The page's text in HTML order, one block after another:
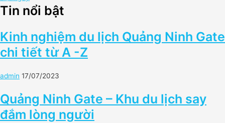
Tin nổi bật
Kinh nghiệm du lịch Quảng Ninh Gate
chi tiết từ A -Z
admin 17/07/2023
Quảng Ninh Gate – Khu du lịch say
đắm lòng người